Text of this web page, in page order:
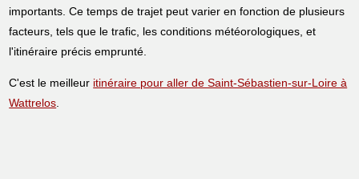
importants. Ce temps de trajet peut varier en fonction de plusieurs
facteurs, tels que le trafic, les conditions météorologiques, et
l'itinéraire précis emprunté.
C'est le meilleur itinéraire pour aller de Saint-Sébastien-sur-Loire à
Wattrelos.